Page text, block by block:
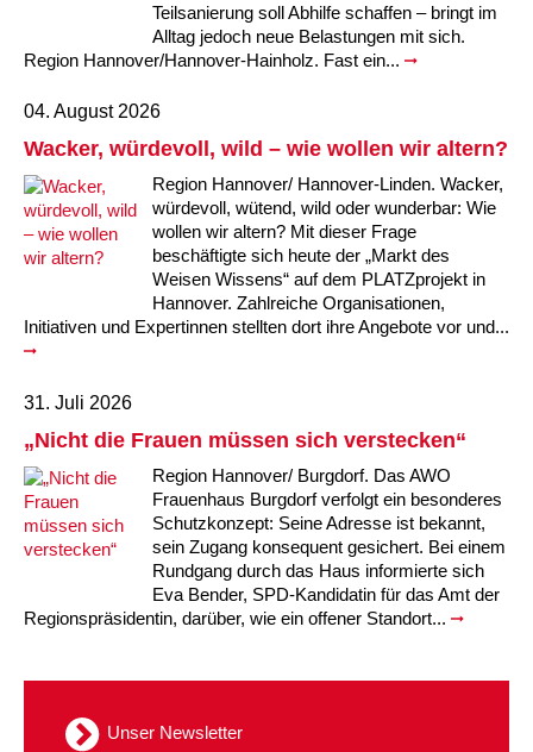
Teilsanierung soll Abhilfe schaffen – bringt im
Alltag jedoch neue Belastungen mit sich.
Region Hannover/Hannover-Hainholz. Fast ein...
04. August 2026
Wacker, würdevoll, wild – wie wollen wir altern?
Region Hannover/ Hannover-Linden. Wacker,
würdevoll, wütend, wild oder wunderbar: Wie
wollen wir altern? Mit dieser Frage
beschäftigte sich heute der „Markt des
Weisen Wissens“ auf dem PLATZprojekt in
Hannover. Zahlreiche Organisationen,
Initiativen und Expertinnen stellten dort ihre Angebote vor und...
31. Juli 2026
„Nicht die Frauen müssen sich verstecken“
Region Hannover/ Burgdorf. Das AWO
Frauenhaus Burgdorf verfolgt ein besonderes
Schutzkonzept: Seine Adresse ist bekannt,
sein Zugang konsequent gesichert. Bei einem
Rundgang durch das Haus informierte sich
Eva Bender, SPD-Kandidatin für das Amt der
Regionspräsidentin, darüber, wie ein offener Standort...
Unser Newsletter